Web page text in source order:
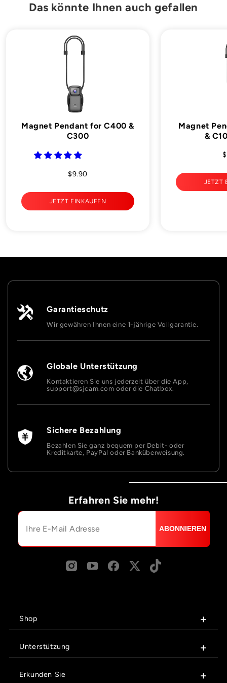
Das könnte Ihnen auch gefallen
Magnet Pendant for C400 &
C300
$9.90
JETZT EINKAUFEN
Magnet
&
JETZT
Garantieschutz
Wir gewähren Ihnen eine 1-jährige Vollgarantie.
Globale Unterstützung
Kontaktieren Sie uns jederzeit über die App,
support@sjcam.com oder die Chatbox.
Sichere Bezahlung
Bezahlen Sie ganz bequem per Debit- oder
Kreditkarte, PayPal oder Banküberweisung.
Erfahren Sie mehr!
ABONNIEREN
Shop
Unterstützung
Erkunden Sie